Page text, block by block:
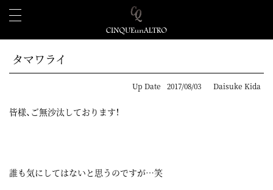
タマワライ
Up Date 2017/08/03 Daisuke Kida
皆様、ご無沙汰しております！
誰も気にしてはないと思うのですが…笑